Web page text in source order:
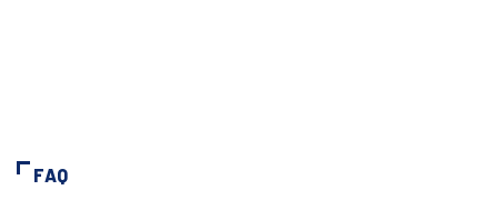
FAQ